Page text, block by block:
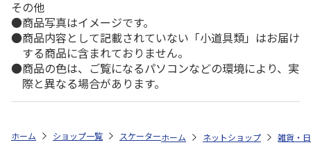
その他
商品写真はイメージです。
商品内容として記載されていない「小道具類」はお届け
する商品に含まれておりません。
商品の色は、ご覧になるパソコンなどの環境により、実
際と異なる場合があります。
ホーム ショップ一覧 スケーター 食洗機対応 スライド式トリオセッ
ホーム ネットショップ 雑貨・